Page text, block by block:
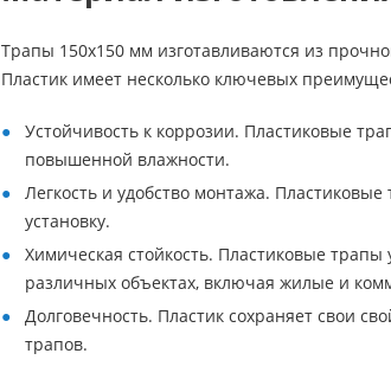
Трапы 150х150 мм изготавливаются из
Пластик имеет несколько ключевых
Устойчивость к коррозии. Пластиковые
повышенной влажности.
Легкость и удобство монтажа.
установку.
Химическая стойкость. Пластиковые
различных объектах, включая жилые и
Долговечность. Пластик сохраняет свои
трапов.